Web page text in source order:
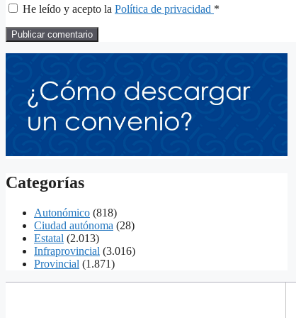
He leído y acepto la Política de privacidad *
Categorías
Autonómico (818)
Ciudad autónoma (28)
Estatal (2.013)
Infraprovincial (3.016)
Provincial (1.871)